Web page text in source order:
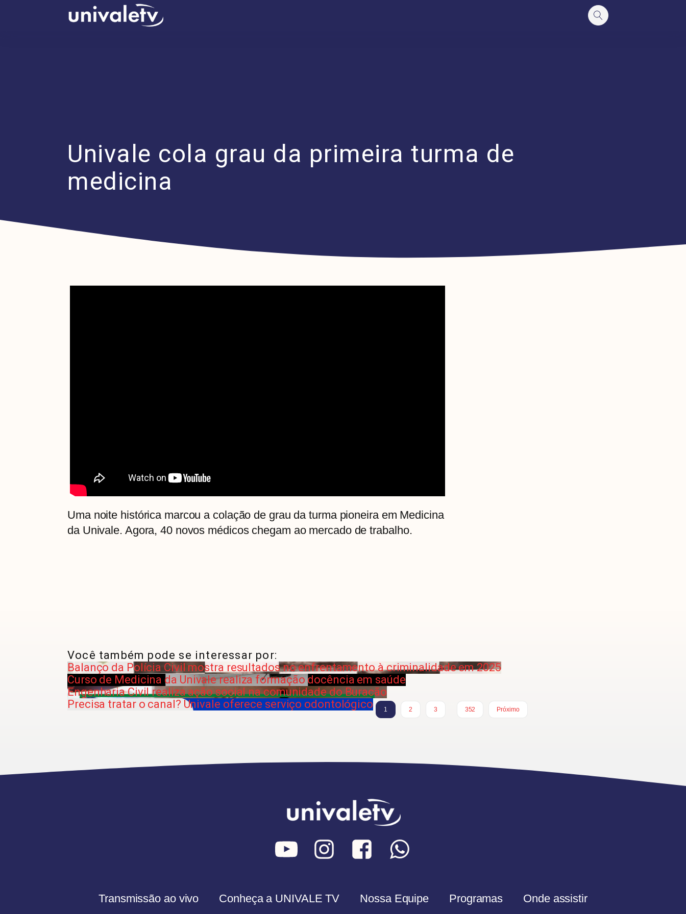
Univale cola grau da primeira turma de
medicina
Uma noite histórica marcou a colação de grau da turma pioneira em Medicina
da Univale. Agora, 40 novos médicos chegam ao mercado de trabalho.
Você também pode se interessar por:
Balanço da Polícia Civil mostra resultados no enfrentamento à criminalidade em 2025
Curso de Medicina da Univale realiza formação docência em saúde
Engenharia Civil realiza ação social na comunidade do Buracão
Precisa tratar o canal? Univale oferece serviço odontológico
1 2 3
352
Próximo
Transmissão ao vivo Conheça a UNIVALE TV Nossa Equipe Programas Onde assistir